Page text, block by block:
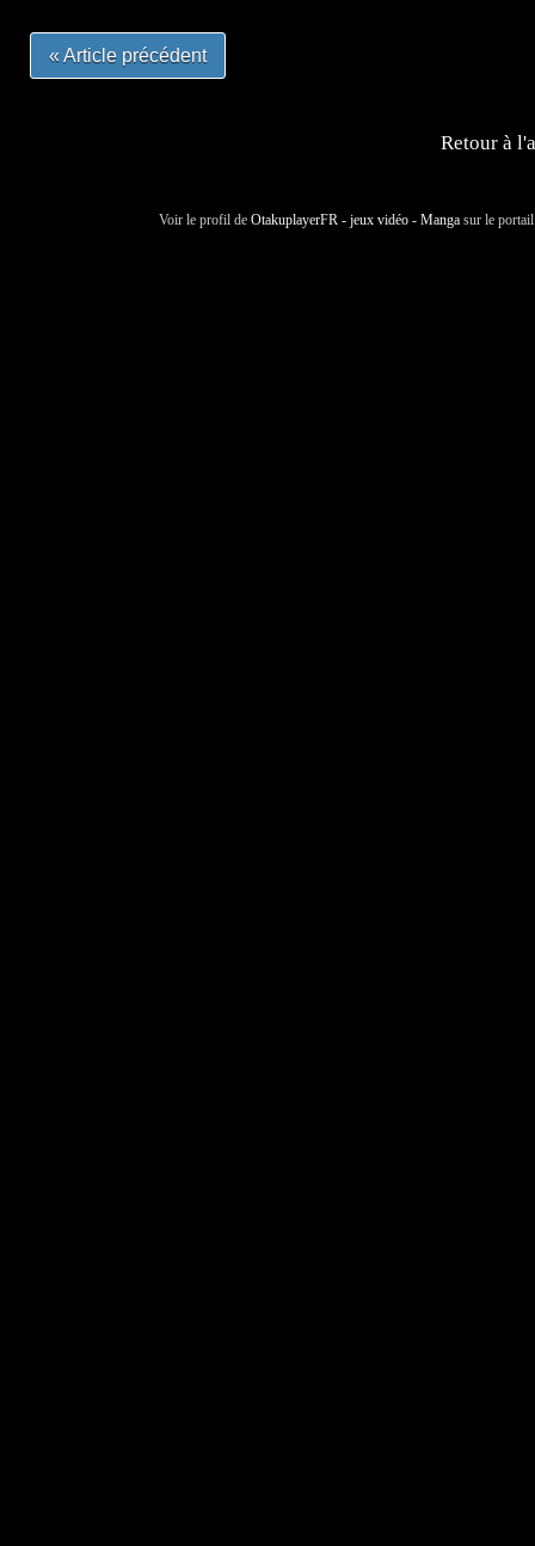
« Article précédent
Retour à
Voir le profil de OtakuplayerFR - jeux vidéo - Manga sur le